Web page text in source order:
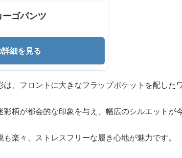
ゴパンツ
細を見る
、フロントに大きなフラップポケットを配した
柄が都会的な印象を与え、幅広のシルエットが
楽々、ストレスフリーな履き心地が魅力です。